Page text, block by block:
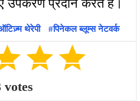
थेरेपी पिनेकल ब्लूम्स नेटवर्क
votes